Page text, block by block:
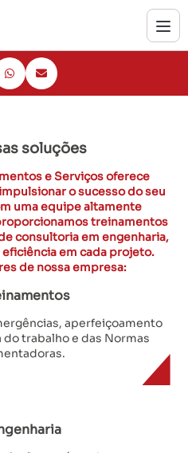
soluções
e Serviços oferece
o sucesso do seu
uma equipe altamente
treinamentos
consultoria em engenharia,
em cada projeto.
de nossa empresa:
aperfeiçoamento
trabalho e das Normas